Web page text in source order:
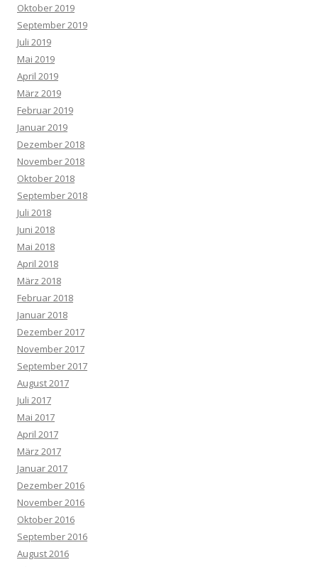
Oktober 2019
September 2019
Juli 2019
Mai 2019
April 2019
März 2019
Februar 2019
Januar 2019
Dezember 2018
November 2018
Oktober 2018
September 2018
Juli 2018
Juni 2018
Mai 2018
April 2018
März 2018
Februar 2018
Januar 2018
Dezember 2017
November 2017
September 2017
August 2017
Juli 2017
Mai 2017
April 2017
März 2017
Januar 2017
Dezember 2016
November 2016
Oktober 2016
September 2016
August 2016